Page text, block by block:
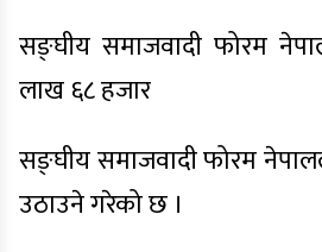
सङ्घीय समाजवादी फोरम
लाख ६८ हजार
सङ्घीय समाजवादी फोरम
उठाउने गरेको छ ।